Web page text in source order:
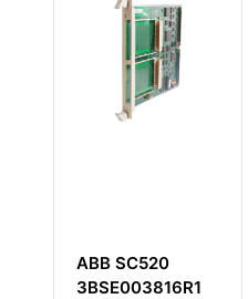
ABB SC520
3BSE003816R1